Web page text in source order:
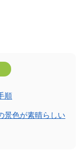
順
景色が素晴らしい